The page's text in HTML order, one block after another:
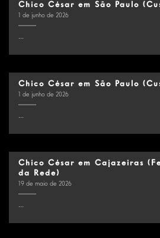
Chico César em São Paulo
1 de junho de 2026
...
Chico César em São Paulo
1 de junho de 2026
...
Chico César em Cajazeiras
da Rede)
19 de maio de 2026
...